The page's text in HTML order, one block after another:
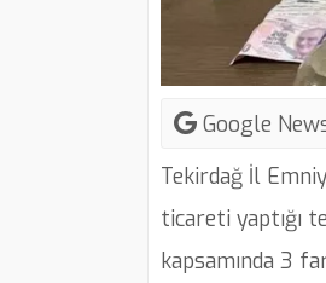
Google
Tekirdağ İl
ticareti yaptığı
kapsamında 3